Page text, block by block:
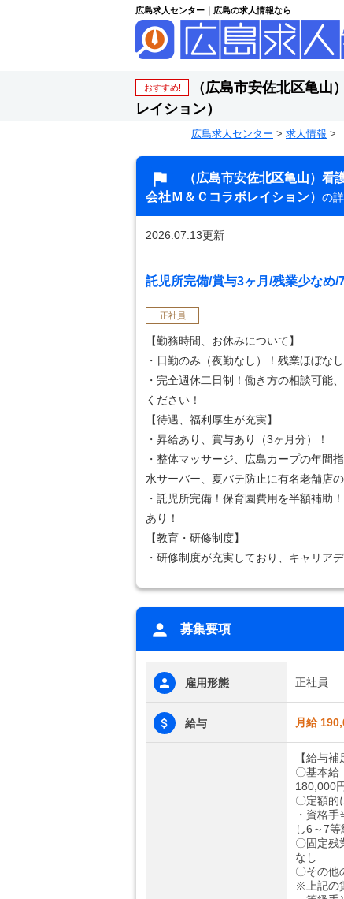
広島求人センター｜広島の求人情報なら
おすすめ!
（広島市安佐北区亀
レイション）
広島求人センター > 求人情報 >
（広島市安佐北区亀山）看
会社Ｍ＆Ｃコラボレイション） の
2026.07.13更新
託児所完備/賞与3ヶ月/残業少なめ
正社員
【勤務時間、お休みについて】
・日勤のみ（夜勤なし）！残業ほぼなし
・完全週休二日制！働き方の相談可能
ください！
【待遇、福利厚生が充実】
・昇給あり、賞与あり（3ヶ月分）！
・整体マッサージ、広島カープの年間
水サーバー、夏バテ防止に有名老舗店
・託児所完備！保育園費用を半額補助
あり！
【教育・研修制度】
・研修制度が充実しており、キャリア
募集要項
雇用形態 正社員
給与 月給
【給与補
〇基本給
180,000
〇定額的
・資格
し6～7等
〇固定残
なし
〇その他
※上記の